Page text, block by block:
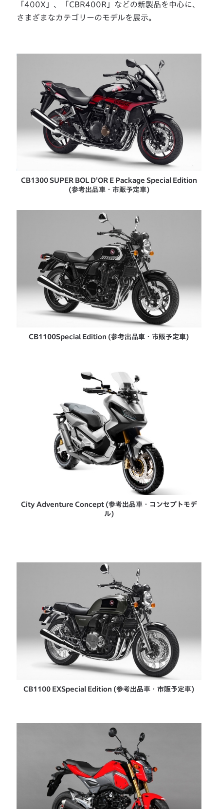
「400X」、「CBR400R」などの新製品を中心に、
さまざまなカテゴリーのモデルを展示。
CB1300 SUPER BOL D'OR E Package Special Edition
(参考出品車・市販予定車)
CB1100Special Edition (参考出品車・市販予定車)
City Adventure Concept (参考出品車・コンセプトモデ
ル)
CB1100 EXSpecial Edition (参考出品車・市販予定車)